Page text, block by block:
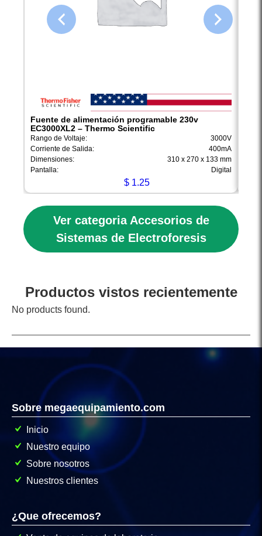
Fuente de alimentación programable 230v
EC3000XL2 – Thermo Scientific
Rango de Voltaje:
3000V
Corriente de Salida:
400mA
Dimensiones:
310 x 270 x 133 mm
Pantalla:
Digital
$ 1.25
Ver categoria Accesorios de
Sistemas de Electroforesis
Productos vistos recientemente
No products found.
Sobre megaequipamiento.com
Inicio
Nuestro equipo
Sobre nosotros
Nuestros clientes
¿Que ofrecemos?